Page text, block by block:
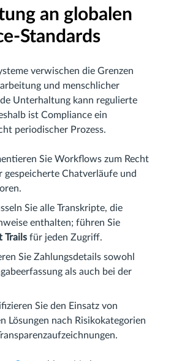
an globalen
Standards
verwischen die Grenzen
und menschlicher
Unterhaltung kann regulierte
ist Compliance ein
periodischer Prozess.
Sie Workflows zum Recht
gespeicherte Chatverläufe und
Sie alle Transkripte, die
enthalten; führen Sie
Trails für jeden Zugriff.
Sie Zahlungsdetails sowohl
als auch bei der
Sie den Einsatz von
Lösungen nach Risikokategorien